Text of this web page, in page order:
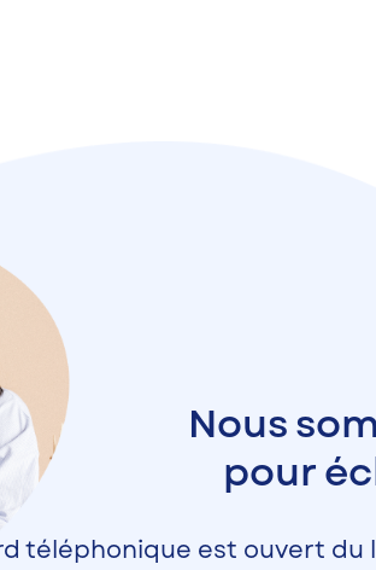
Nous
pour
téléphonique est ouvert du